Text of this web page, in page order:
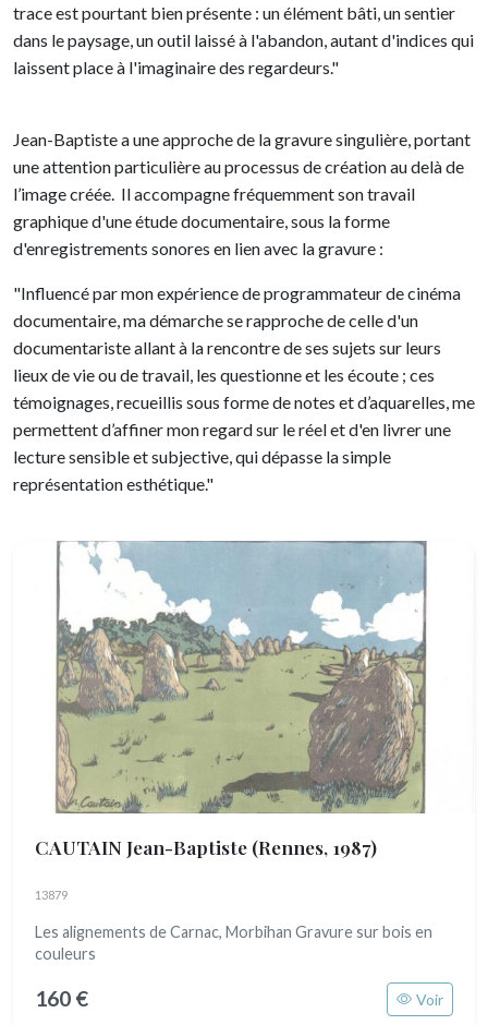
trace est pourtant bien présente : un élément bâti, un sentier
dans le paysage, un outil laissé à l'abandon, autant d'indices qui
laissent place à l'imaginaire des regardeurs."
Jean-Baptiste a une approche de la gravure singulière, portant
une attention particulière au processus de création au delà de
l’image créée. Il accompagne fréquemment son travail
graphique d'une étude documentaire, sous la forme
d'enregistrements sonores en lien avec la gravure :
"Influencé par mon expérience de programmateur de cinéma
documentaire, ma démarche se rapproche de celle d'un
documentariste allant à la rencontre de ses sujets sur leurs
lieux de vie ou de travail, les questionne et les écoute ; ces
témoignages, recueillis sous forme de notes et d’aquarelles, me
permettent d’affiner mon regard sur le réel et d'en livrer une
lecture sensible et subjective, qui dépasse la simple
représentation esthétique."
CAUTAIN Jean-Baptiste (Rennes, 1987)
13879
Les alignements de Carnac, Morbihan Gravure sur bois en
couleurs
160 € Voir